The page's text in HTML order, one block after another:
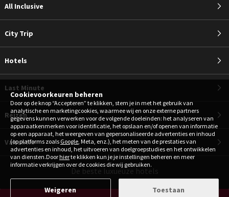
Cookievoorkeuren beheren
Door op de knop “Accepteren” te klikken, stem je in met het gebruik van
analytische en marketingcookies, waarmee wij en onze externe partners
gegevens kunnen verwerken voor de volgende doeleinden: het analyseren van
apparaatkenmerken voor identificatie, het opslaan en/of openen van informatie
op een apparaat, het weergeven van gepersonaliseerde advertenties en inhoud
(op platforms zoals Google, Meta, enz.), het meten van de prestaties van
advertenties en inhoud, het uitvoeren van doelgroepstudies en het ontwikkelen
van diensten.Doorhierte klikken kun je je instellingen beheren en meer
informatie verkrijgen over de cookies die wij gebruiken.
Toestaan
Weigeren
All Inclusive
City Trip
Hotels
Last Minute
Reizen
Vakantie
De beste luxueuze hotels